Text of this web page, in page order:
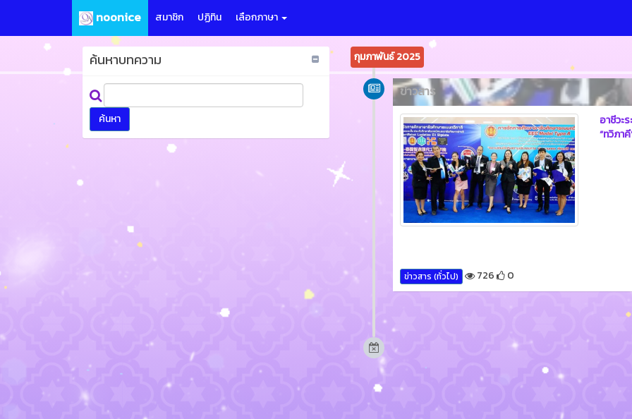
noonice สมาชิก ปฏิทิน เลือกภาษา
ค้นหาบทความ กุมภาพันธ์ 2025
ข่าวสาร
อาชีวะ
“ทวิภา
ข่าวสาร (ทั่วไป) 726 0